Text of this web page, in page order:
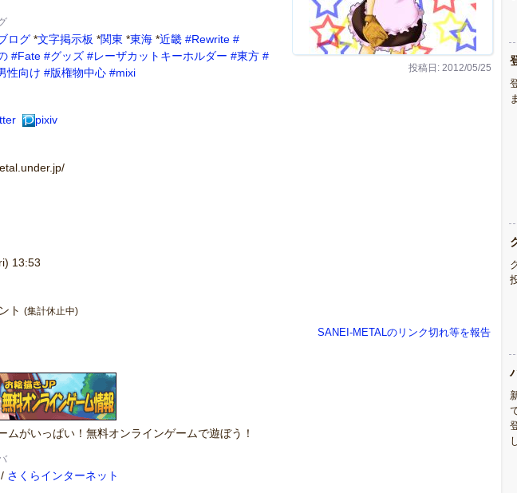
投稿日: 2012/05/25
ログ *文字掲示板 *関東 *東海 *近畿 #Rewrite #
#Fate #グッズ #レーザカットキーホルダー #東方 #
性向け #版権物中心 #mixi
pixiv
13:53
ト (集計休止中)
SANEI-METALのリンク切れ等を報告
ムがいっぱい！無料オンラインゲームで遊ぼう！
/ さくらインターネット